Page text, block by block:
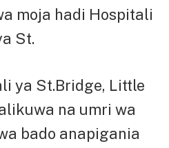
moja hadi Hospitali
St.
ya St.Bridge, Little
na umri wa
bado anapigania